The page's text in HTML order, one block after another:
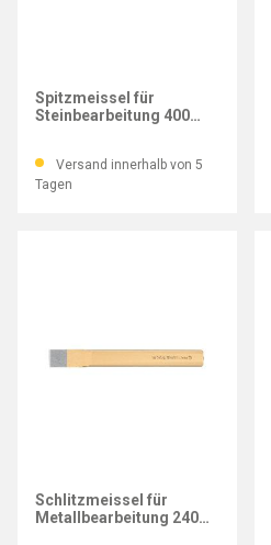
Spitzmeissel für
Steinbearbeitung 400
Versand innerhalb von 5
Tagen
Schlitzmeissel für
Metallbearbeitung 240